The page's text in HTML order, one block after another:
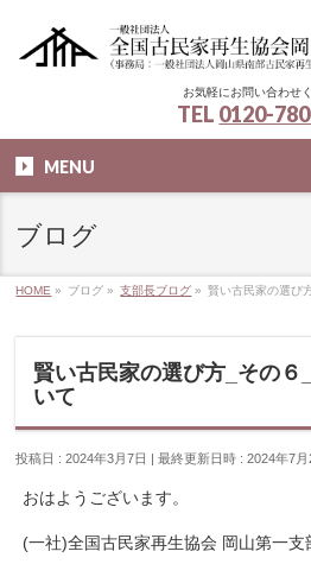
お気軽にお問い合わせ
TEL 0120-
MENU
ブログ
HOME » ブログ » 支部長ブログ » 賢い古民家の選び
賢い古民家の選び方_その６
いて
投稿日 : 2024年3月7日 最終更新日時 : 2024年7月
おはようございます。
(一社)全国古民家再生協会 岡山第一支